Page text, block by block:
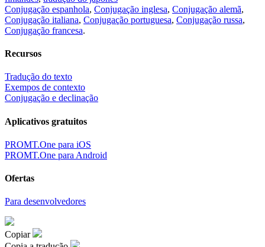
Conjugação espanhola, Conjugação inglesa, Conjugação alemã,
Conjugação italiana, Conjugação portuguesa, Conjugação russa,
Conjugação francesa.
Recursos
Tradução do texto
Exempos de contexto
Conjugação e declinação
Aplicativos gratuitos
PROMT.One para iOS
PROMT.One para Android
Ofertas
Para desenvolvedores
Copiar